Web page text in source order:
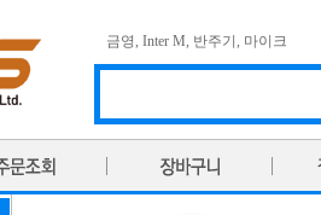
금영, Inter M, 반주기 , 마이크